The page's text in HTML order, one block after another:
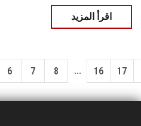
اقرأ المزيد
6 7 8 ... 16 17